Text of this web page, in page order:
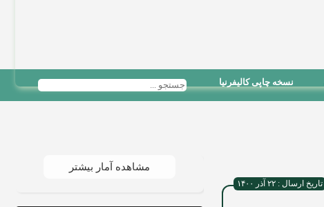
نسخه چاپی کالیفرنیا
تاریخ ارسال : ۲۲ آذر ۱۴۰۰
مشاهده آمار بیشتر